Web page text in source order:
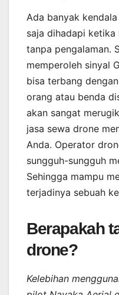
Ada banyak
saja dihadapi
tanpa pengalaman.
memperoleh sinyal
bisa terbang
orang atau benda
akan sangat
jasa sewa drone
Anda. Operator
sungguh-sungguh
Sehingga mampu
terjadinya sebuah
Berapakah
drone?
Kelebihan